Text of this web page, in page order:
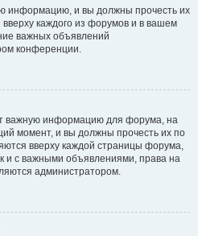
информацию, и вы должны прочесть их
каждого из форумов и в вашем
важных объявлений
конференции.
важную информацию для форума, на
момент, и вы должны прочесть их по
вверху каждой страницы форума,
и с важными объявлениями, права на
администратором.